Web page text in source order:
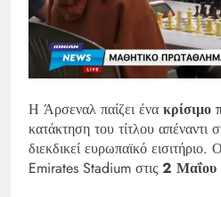
Η Άρσεναλ παίζει ένα κρίσιμο
κατάκτηση του τίτλου
διεκδικεί ευρωπαϊκό εισιτήριο.
Emirates Stadium στις2 Μαΐου